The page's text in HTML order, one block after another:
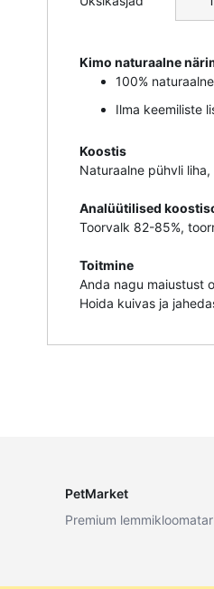
algusesse
Kimo naturaalne
100%
Ilma keemiliste
Koostis
Naturaalne pühvli
Analüütilised
Toorvalk 82-85%,
Toitmine
Anda nagu maiustust
Hoida kuivas ja
PetMarket
Premium